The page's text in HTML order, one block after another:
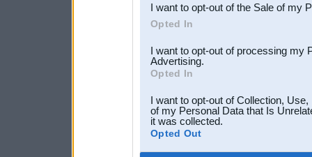
I want to opt-out of the Sale of my
Opted In
I want to opt-out of processing my
Advertising.
Opted In
I want to opt-out of Collection,
of my Personal Data that Is
it was collected.
Opted Out